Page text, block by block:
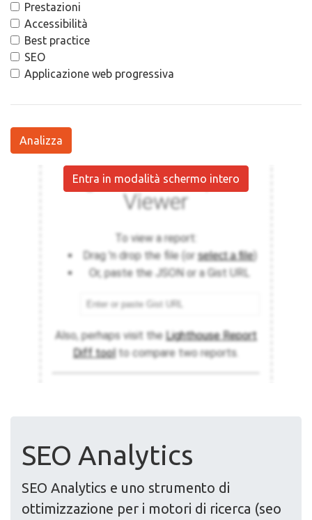
Prestazioni
Accessibilità
Best practice
SEO
Applicazione web progressiva
Analizza
Entra in modalità schermo intero
SEO Analytics
SEO Analytics e uno strumento di
ottimizzazione per i motori di ricerca (seo